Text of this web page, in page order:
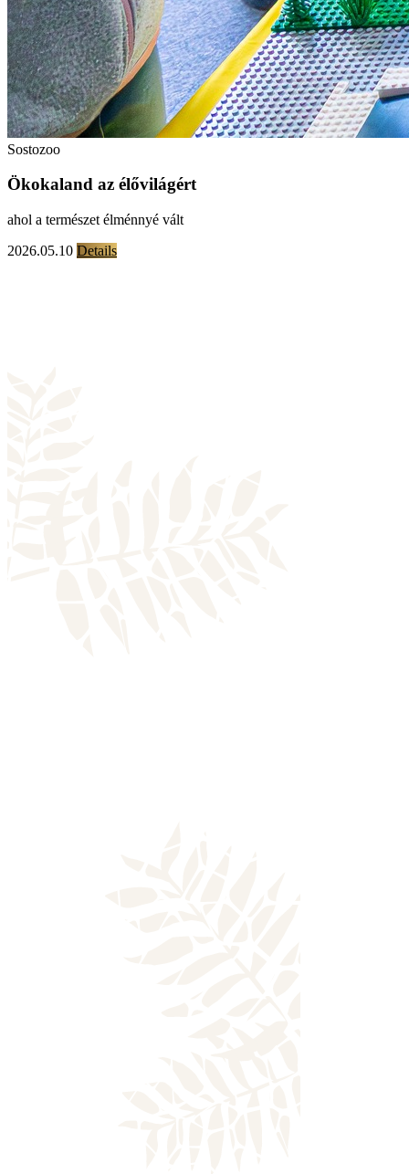
Sostozoo
Ökokaland az élővilágért
ahol a természet élménnyé vált
2026.05.10 Details